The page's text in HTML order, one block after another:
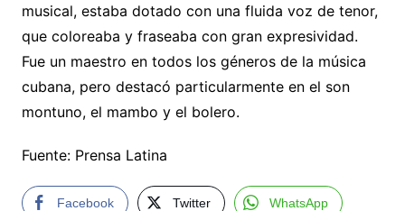
musical, estaba dotado con una fluida voz de tenor,
que coloreaba y fraseaba con gran expresividad.
Fue un maestro en todos los géneros de la música
cubana, pero destacó particularmente en el son
montuno, el mambo y el bolero.
Fuente: Prensa Latina
Facebook Twitter WhatsApp